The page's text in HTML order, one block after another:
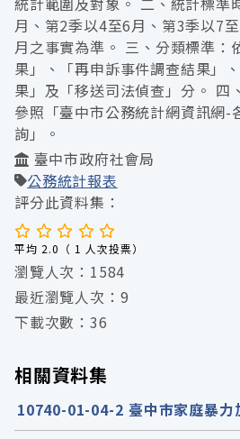
月、第2季以4至6月、第3季以7
月之事實為準。 三、分類標準：
果」、「再申訴事件調查結果」
果」及「移送司法偵查」分。 四
參照「臺中市公務統計網資訊網-
詢」。
臺中市政府社會局
公務統計報表
評分此資料集：
平均 2.0（ 1 人次投票）
瀏覽人次：1584
最近瀏覽人次：9
下載次數：36
相關資料集
10740-01-04-2 臺中市家庭暴力